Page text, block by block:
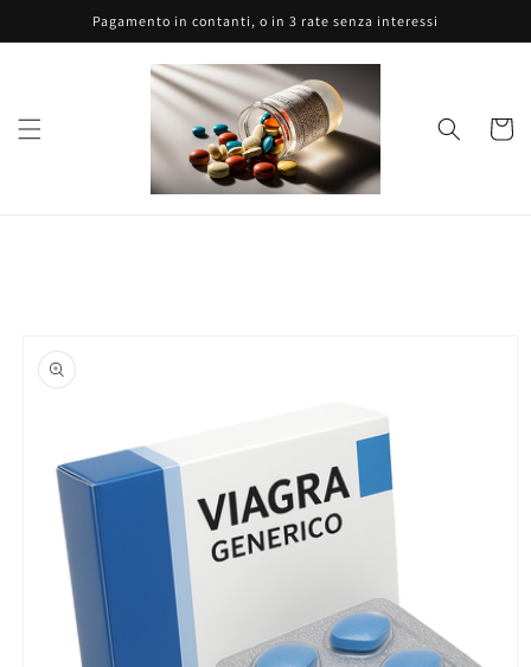
direttamente
ai contenuti
Pagamento in contanti, o in 3 rate senza interessi
Carrello
informazioni
sul prodotto